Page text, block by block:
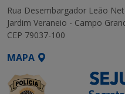
Rua Desembargador Leão
Jardim Veraneio - Campo
CEP 79037-100
MAPA